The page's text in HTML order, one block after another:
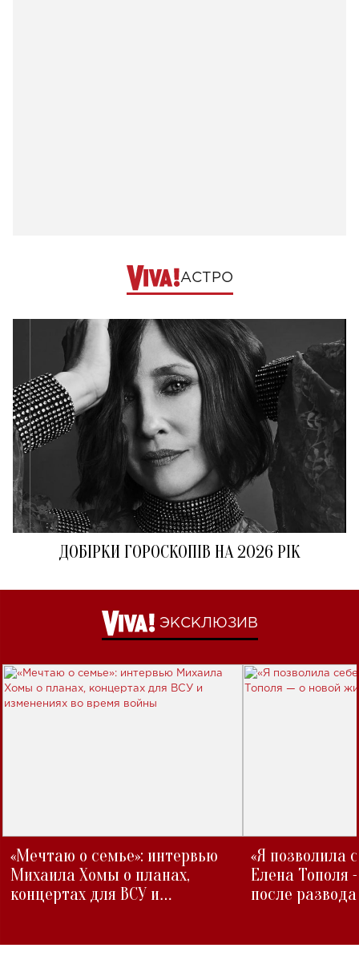
АСТРО
ДОБІРКИ ГОРОСКОПІВ НА 2026 РІК
ЭКСКЛЮЗИВ
«Мечтаю о семье»: интервью
Михаила Хомы о планах,
концертах для ВСУ и
«Я позволила
Елена Тополя
после развода